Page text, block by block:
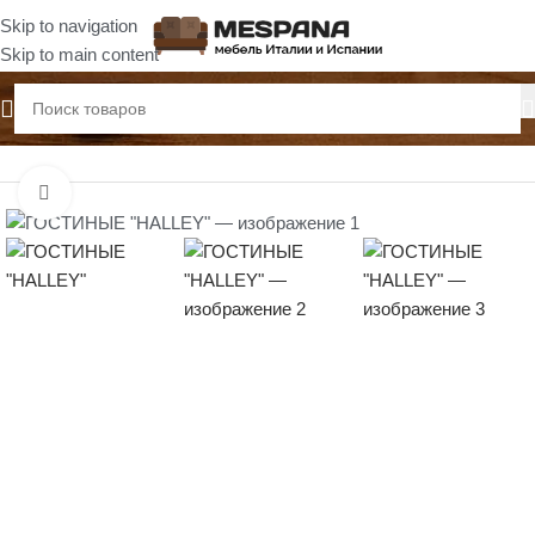
Skip to navigation
Skip to main content
Главная Гостиные